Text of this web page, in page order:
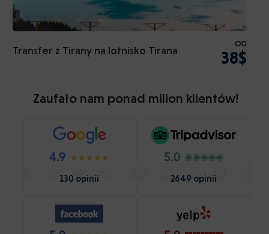
Transfer z Tirany na lotnisko Tirana
OD
38$
Zaufało nam ponad milion klientów!
4.9
130 opinii
5.0
2649 opinii